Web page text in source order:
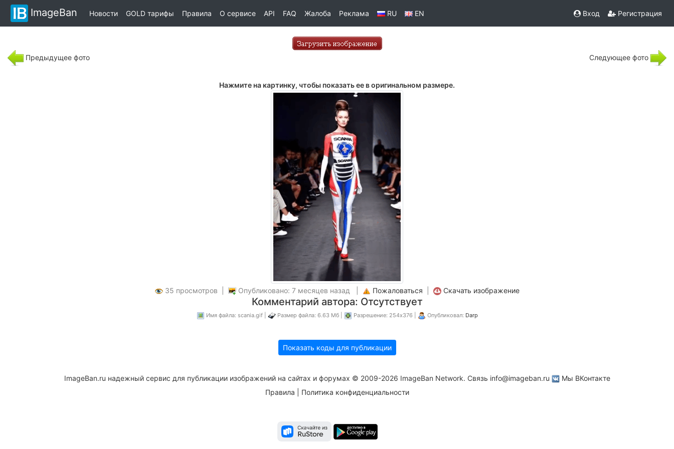
ImageBan Новости GOLD тарифы Правила О сервисе API FAQ Жалоба Реклама RU EN Вход Регистрация
Предыдущее фото Следующее фото
Нажмите на картинку, чтобы показать ее в оригинальном размере.
35 просмотров | Опубликовано: 7 месяцев назад | Пожаловаться Скачать изображение
Комментарий автора: Отсутствует
Имя файла: scania.gif | Размер файла: 6.63 Мб | Разрешение: 254x376 | Опубликовал: Darp
Показать коды для публикации
ImageBan.ru надежный сервис для публикации изображений на сайтах и форумах © 2009-2026 ImageBan Network. Связь info@imageban.ru
Мы ВКонтакте
Правила
Политика конфиденциальности